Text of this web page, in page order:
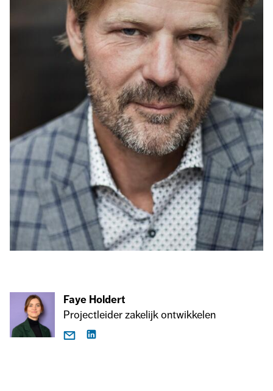
Faye Holdert
Projectleider zakelijk ontwikkelen